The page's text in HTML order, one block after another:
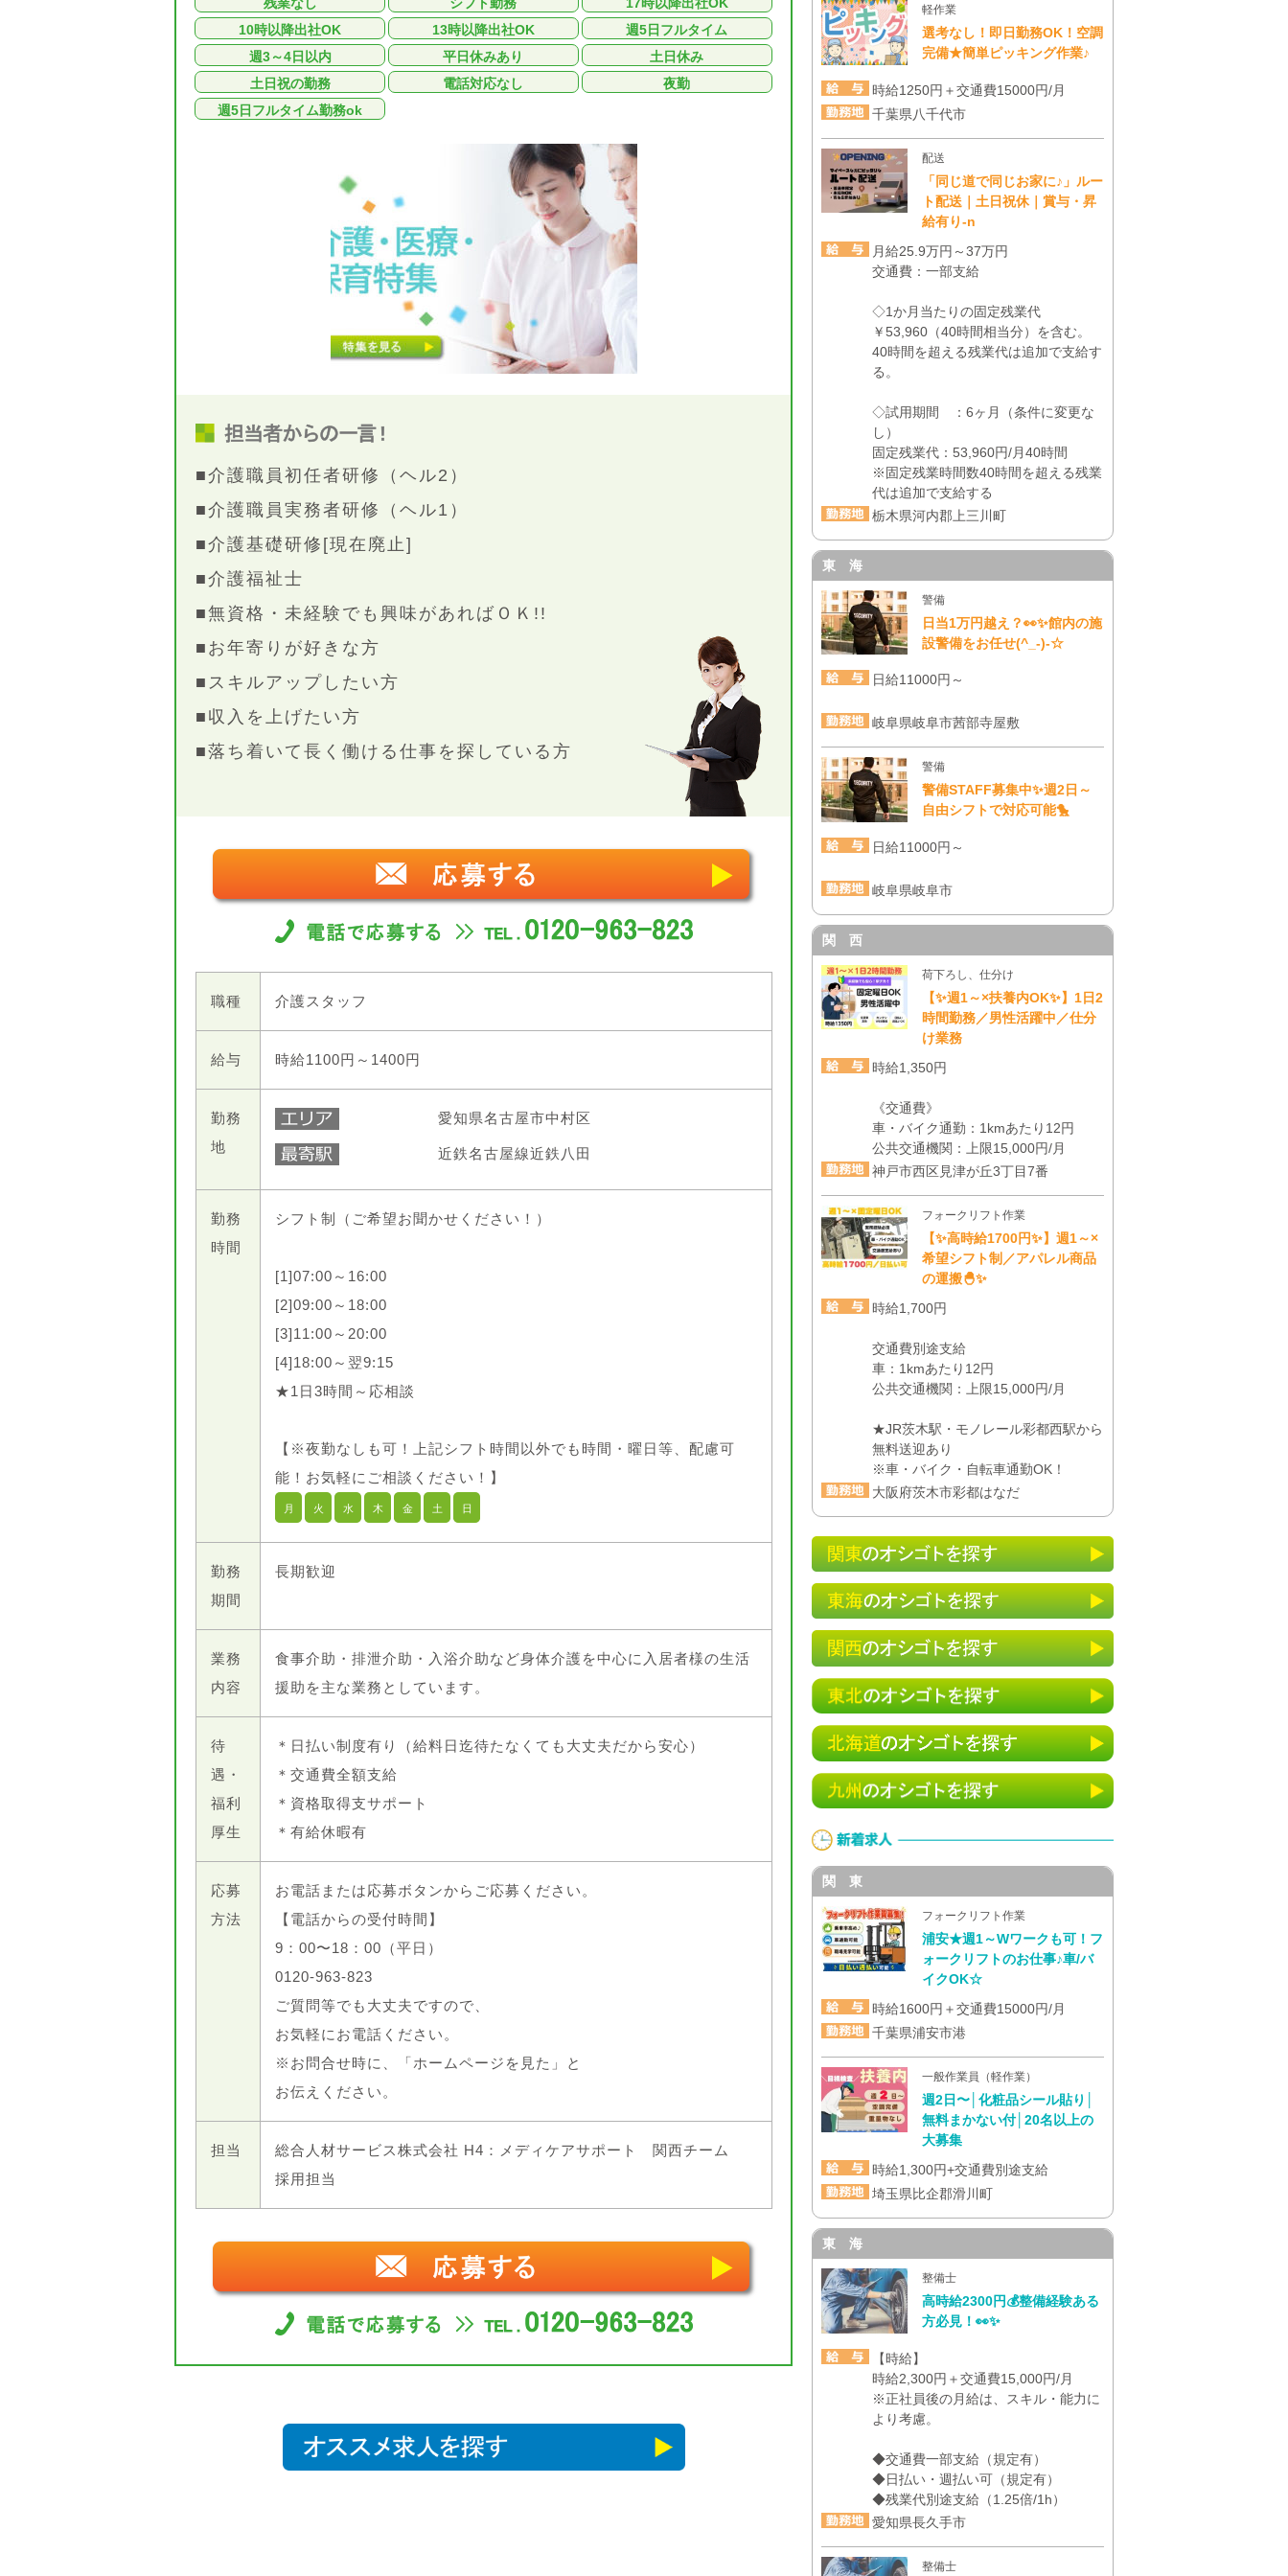
10時以降出社OK
13時以降出社OK
週5日フルタイム
週3～4日以内
平日休みあり
土日休み
土日祝の勤務
電話対応なし
夜勤
週5日フルタイム勤務ok
■介護職員初任者研修（ヘル2）
■介護職員実務者研修（ヘル1）
■介護基礎研修[現在廃止]
■介護福祉士
■無資格・未経験でも興味があればＯＫ!!
■お年寄りが好きな方
■スキルアップしたい方
■収入を上げたい方
■落ち着いて長く働ける仕事を探している方
職種 介護スタッフ
給与 時給1100円～1400円
勤務
地
愛知県名古屋市中村区
近鉄名古屋線近鉄八田
勤務
時間
シフト制（ご希望お聞かせください！）
[1]07:00～16:00
[2]09:00～18:00
[3]11:00～20:00
[4]18:00～翌9:15
★1日3時間～応相談
【※夜勤なしも可！上記シフト時間以外でも時間・曜日等、配慮可
能！お気軽にご相談ください！】
月 火 水 木 金 土 日
勤務
期間
長期歓迎
業務
内容
食事介助・排泄介助・入浴介助など身体介護を中心に入居者様の生活
援助を主な業務としています。
待
遇・
福利
厚生
＊日払い制度有り（給料日迄待たなくても大丈夫だから安心）
＊交通費全額支給
＊資格取得支サポート
＊有給休暇有
応募
方法
お電話または応募ボタンからご応募ください。
【電話からの受付時間】
9：00〜18：00（平日）
0120-963-823
ご質問等でも大丈夫ですので、
お気軽にお電話ください。
※お問合せ時に、「ホームページを見た」と
お伝えください。
担当
総合人材サービス株式会社 H4：メディケアサポート 関西チーム
採用担当
軽作業
選考なし！即日勤務OK！空調
完備★簡単ピッキング作業♪
時給1250円＋交通費15000円/月
千葉県八千代市
配送
「同じ道で同じお家に♪」ルー
ト配送｜土日祝休｜賞与・昇
給有り-n
月給25.9万円～37万円
交通費：一部支給
◇1か月当たりの固定残業代
￥53,960（40時間相当分）を含む。
40時間を超える残業代は追加で支給す
る。
◇試用期間 ：6ヶ月（条件に変更な
し）
固定残業代：53,960円/月40時間
※固定残業時間数40時間を超える残業
代は追加で支給する
栃木県河内郡上三川町
東 海
警備
日当1万円越え？👀✨館内の施
設警備をお任せ(^_-)-☆
日給11000円～
岐阜県岐阜市茜部寺屋敷
警備
警備STAFF募集中✨週2日～
自由シフトで対応可能🐤
日給11000円～
岐阜県岐阜市
関 西
荷下ろし、仕分け
【✨週1～×扶養内OK✨】1日2
時間勤務／男性活躍中／仕分
け業務
時給1,350円
《交通費》
車・バイク通勤：1kmあたり12円
公共交通機関：上限15,000円/月
神戸市西区見津が丘3丁目7番
フォークリフト作業
【✨高時給1700円✨】週1～×
希望シフト制／アパレル商品
の運搬🐣✨
時給1,700円
交通費別途支給
車：1kmあたり12円
公共交通機関：上限15,000円/月
★JR茨木駅・モノレール彩都西駅から
無料送迎あり
※車・バイク・自転車通勤OK！
大阪府茨木市彩都はなだ
関 東
フォークリフト作業
浦安★週1～Wワークも可！フ
ォークリフトのお仕事♪車/バ
イクOK☆
時給1600円＋交通費15000円/月
千葉県浦安市港
一般作業員（軽作業）
週2日〜│化粧品シール貼り│
無料まかない付│20名以上の
大募集
時給1,300円+交通費別途支給
埼玉県比企郡滑川町
東 海
整備士
高時給2300円💰整備経験ある
方必見！👀✨
【時給】
時給2,300円＋交通費15,000円/月
※正社員後の月給は、スキル・能力に
より考慮。
◆交通費一部支給（規定有）
◆日払い・週払い可（規定有）
◆残業代別途支給（1.25倍/1h）
愛知県長久手市
整備士